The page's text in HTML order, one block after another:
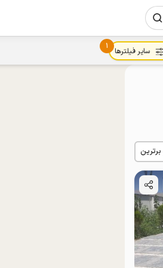
برترین
1
سایر فیلترها